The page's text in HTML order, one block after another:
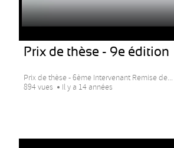
Prix de thèse - 9e édition
Prix de thèse - 6ème Intervenant Remise de...
894 vues
Il y a 14 années